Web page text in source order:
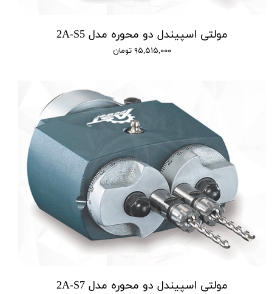
مولتی اسپیندل دو محوره مدل 2A-S5
۹۵,۵۱۵,۰۰۰ تومان
مولتی اسپیندل دو محوره مدل 2A-S7